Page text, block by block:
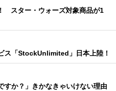
スター・ウォーズ対象商品が1
ス「StockUnlimited」日本上陸！
すか？」きかなきゃいけない理由